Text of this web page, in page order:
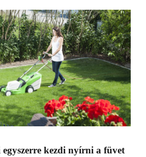
kezdi nyírni a füvet